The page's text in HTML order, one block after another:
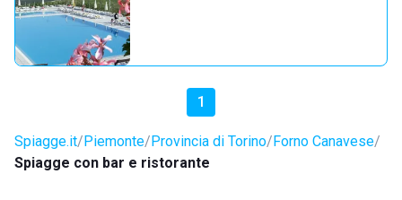
1
Spiagge.it Piemonte Provincia di Torino Forno Canavese
Spiagge con bar e ristorante